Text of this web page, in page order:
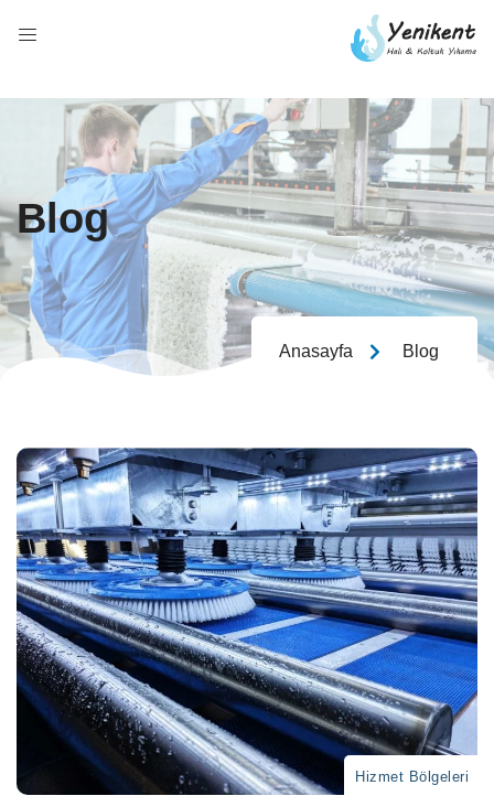
Blog
Anasayfa Blog
Hizmet Bölgeleri